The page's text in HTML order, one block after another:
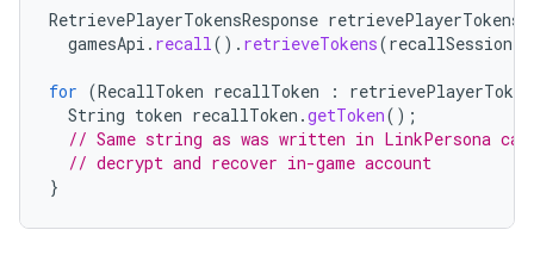
RetrievePlayerTokensResponse
gamesApi . recall(). retrieveTokens(recallSessionId
for (RecallToken recallToken :
String token recallToken .getToken();
// Same string as was written in LinkPersona
// decrypt and recover in-game account
}